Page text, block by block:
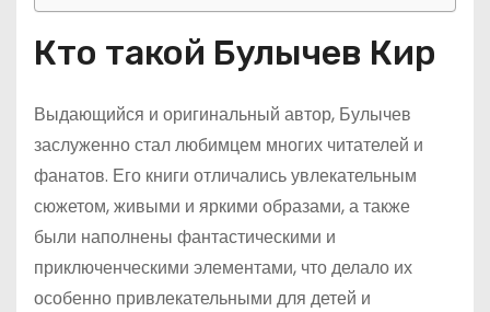
Кто такой Булычев Кир
Выдающийся и оригинальный автор, Булычев
заслуженно стал любимцем многих читателей и
фанатов. Его книги отличались увлекательным
сюжетом, живыми и яркими образами, а также
были наполнены фантастическими и
приключенческими элементами, что делало их
особенно привлекательными для детей и